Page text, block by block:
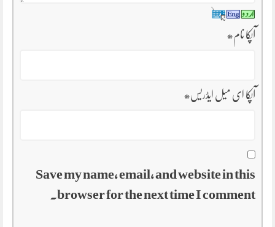
آپکا نام*
آپکا ای میل ایڈریس*
Save my name, email, and website in this
browser for the next time I comment.